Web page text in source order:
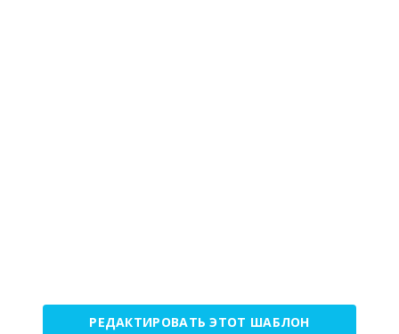
РЕДАКТИРОВАТЬ ЭТОТ ШАБЛОН